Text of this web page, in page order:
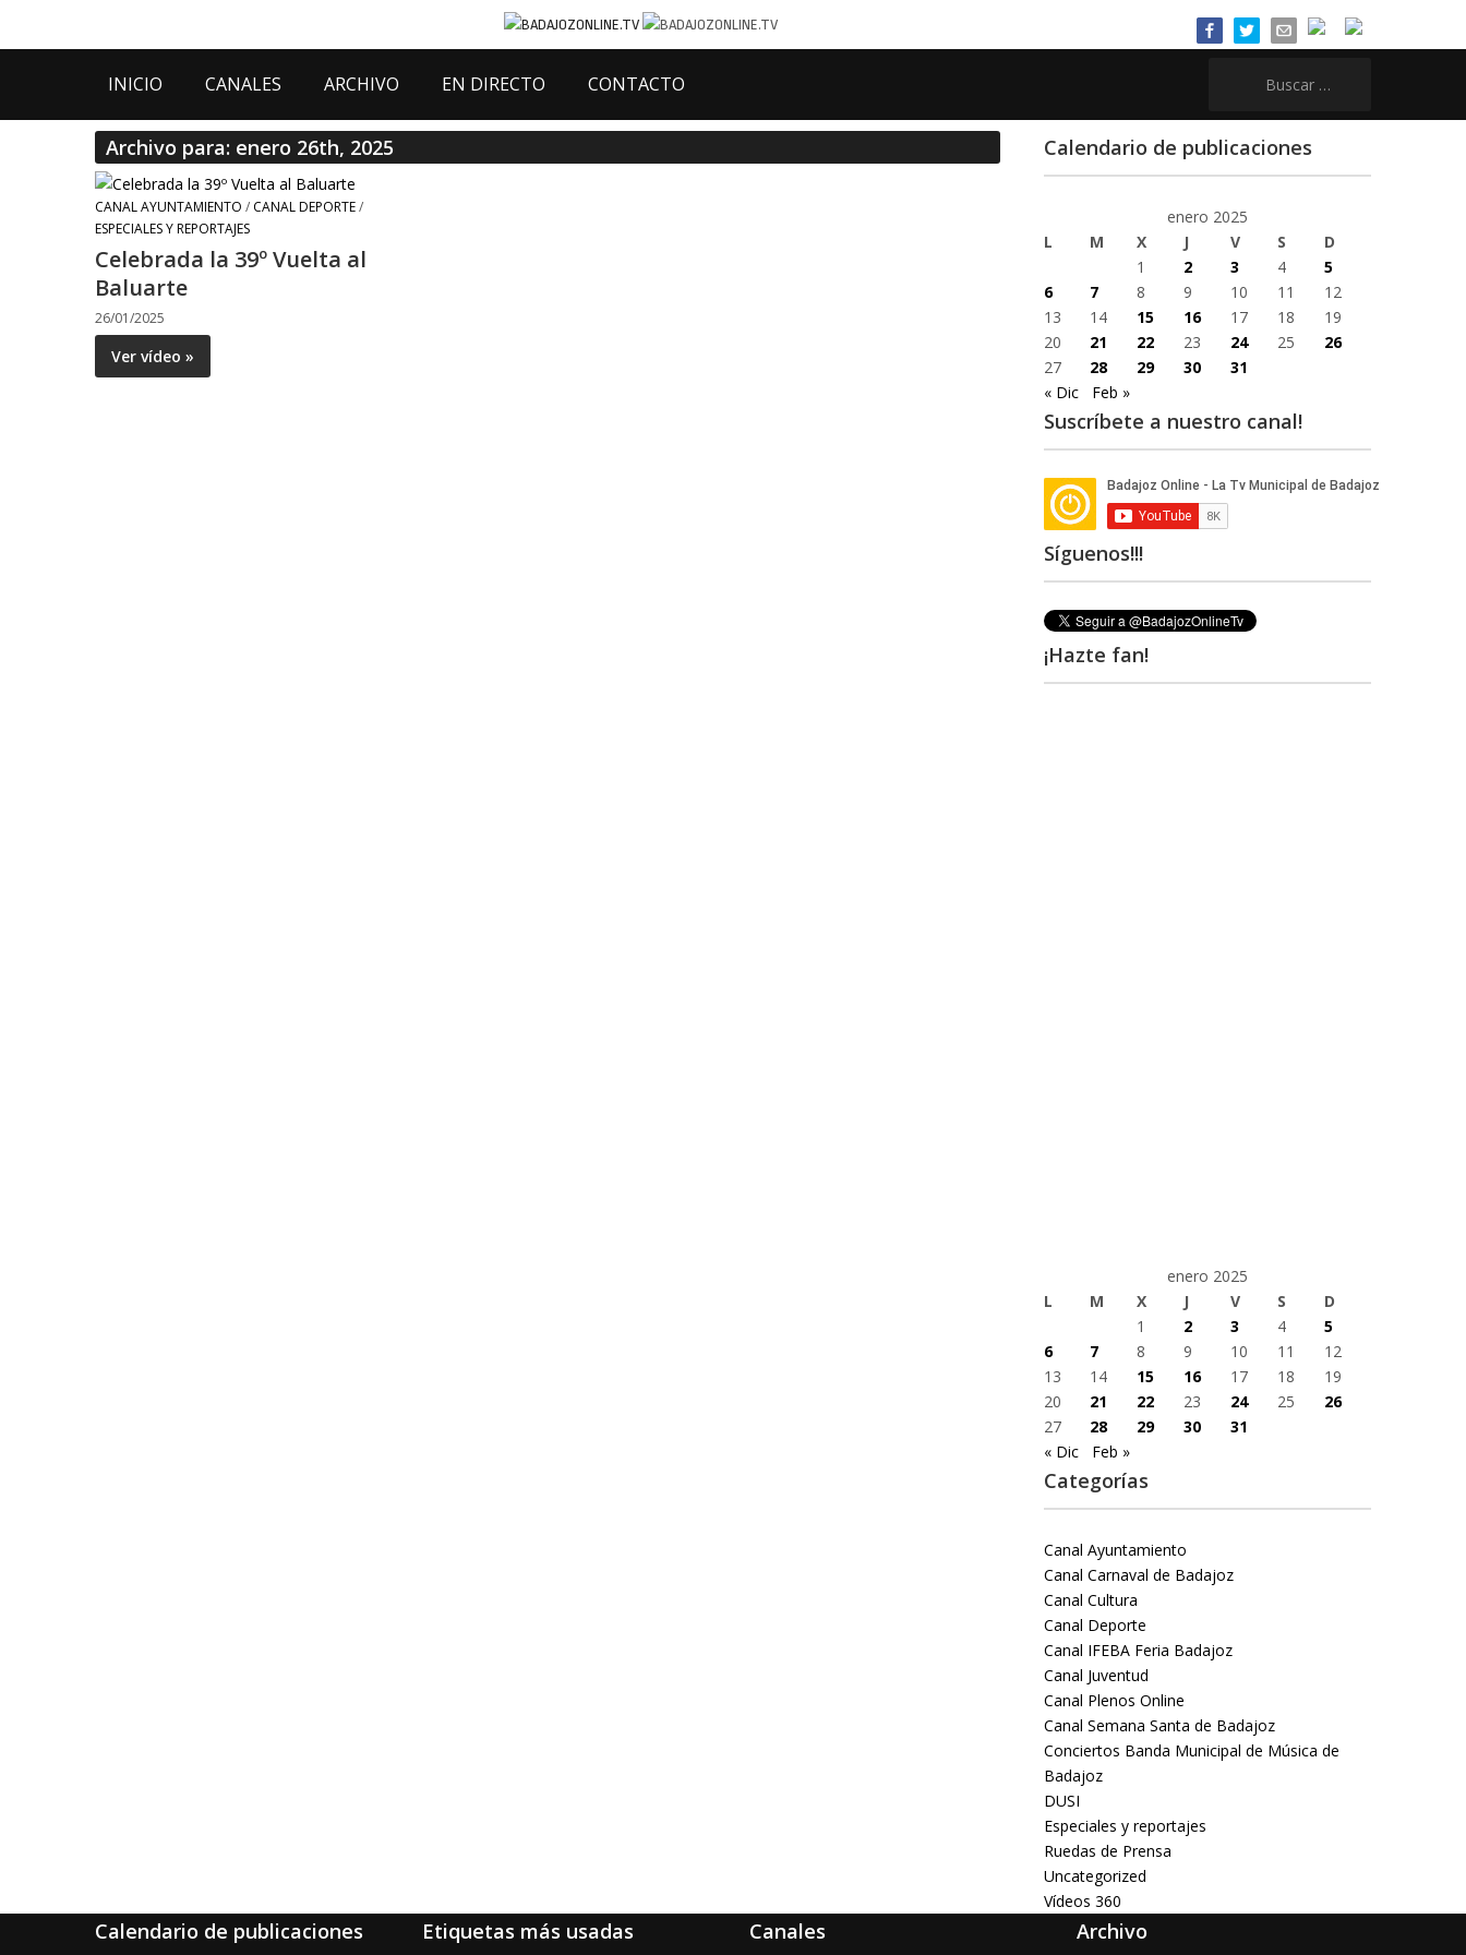
INICIO CANALES ARCHIVO EN DIRECTO CONTACTO
Archivo para: enero 26th, 2025
CANAL AYUNTAMIENTO / CANAL DEPORTE/
ESPECIALES Y REPORTAJES
Celebrada la 39º Vuelta al
Baluarte
26/01/2025
Ver vídeo »
Calendario de publicaciones
enero 2025
L
M X J V S
D
1
2 3 4
5
6
7 8 9 10 11
12
13
14 15 16 17 18
19
20
21 22 23 24 25
26
27
28 29 30
31
« Dic
Feb »
Suscríbete a nuestro canal!
Síguenos!!!
¡Hazte fan!
enero 2025
L
M X J V S
D
1
2 3 4
5
6
7 8 9 10 11
12
13
14 15 16 17 18
19
20
21 22 23 24 25
26
27
28 29 30
31
« Dic
Feb »
Categorías
Canal Ayuntamiento
Canal Carnaval de Badajoz
Canal Cultura
Canal Deporte
Canal IFEBA Feria Badajoz
Canal Juventud
Canal Plenos Online
Canal Semana Santa de Badajoz
Conciertos Banda Municipal de Música de
Badajoz
DUSI
Especiales y reportajes
Ruedas de Prensa
Uncategorized
Vídeos 360
Calendario de publicaciones Etiquetas más usadas Canales Archivo